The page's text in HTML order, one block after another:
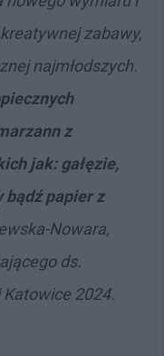
zabawy,
najmłodszych.
z
jak: gałęzie,
bądź papier z
Nowara,
ds.
2024.